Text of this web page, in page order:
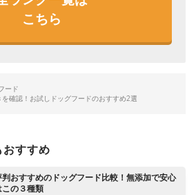
こちら
ード
確認！お試しドッグフードのおすすめ2選
おすすめ
判おすすめのドッグフード比較！無添加で安心
この３種類